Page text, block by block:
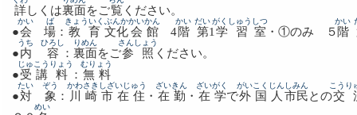
詳 しくは裏面をご覧 ください。
●会
かい
場
ば
： 教育
きょういく
文化
ぶんか
会館
かいかん
4階
かい
第
だい
1 学習
がくしゅう
室
しつ
・①のみ ５ 階
かい
●内
うち
容
ひろし
： 裏面
りめん
をご参照
さんしょう
ください。
●受講
じゅこう
料
りょう
： 無料
むりょう
●対
たい
象
ぞう
： 川崎
かわさき
市在住
しざいじゅう
・ 在勤
ざいきん
・ 在学
ざいがく
で外国人
がいこくじん
市民
しみん
との交
こうり
めい